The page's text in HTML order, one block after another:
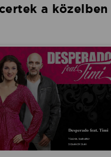
a közelben